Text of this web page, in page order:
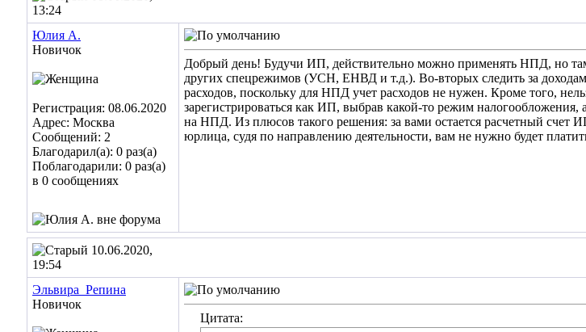
13:24
Юлия А.
Новичок
Регистрация: 08.06.2020
Адрес: Москва
Сообщений: 2
Благодарил(а): 0 раз(а)
Поблагодарили: 0 раз(а)
в 0 сообщениях
Добрый день! Будучи ИП, действительно можно применять НПД, но
других спецрежимов (УСН, ЕНВД и т.д.). Во-вторых следить за
расходов, поскольку для НПД учет расходов не нужен. Кроме того,
зарегистрироваться как ИП, выбрав какой-то режим
на НПД. Из плюсов такого решения: за вами остается расчетный счет
юрлица, судя по направлению деятельности, вам не нужно будет
10.06.2020,
19:54
Эльвира_Репина
Новичок
Цитата: